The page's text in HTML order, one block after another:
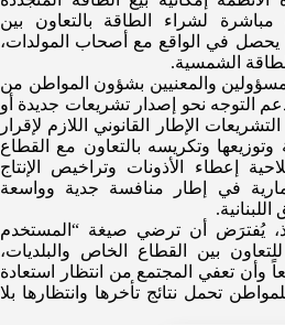
لشراء الطاقة بالتعاون بين
يحصل في الواقع مع أصحاب المولدات،
الشمسية.
والمعنيين بشؤون المواطن من
التوجه نحو إصدار تشريعات جديدة أو
الإطار القانوني اللازم لإقرار
وتكريسه بالتعاون مع القطاع
إعطاء الأذونات وتراخيص الإنتاج
في إطار منافسة جدية وواسعة
يُفترَض أن ترضي صيغة “المستخدم
بين القطاع الخاص والبلديات،
وأن تعفي المجتمع من انتظار استعادة
تحمل نتائج تأخرها وانتظارها بلا